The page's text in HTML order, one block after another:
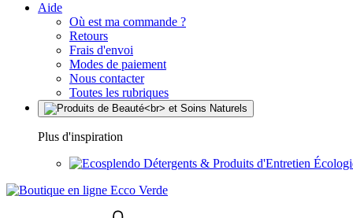
Aide
Où est ma commande ?
Retours
Frais d'envoi
Modes de paiement
Nous contacter
Toutes les rubriques
Plus d'inspiration
Détergents & Produits d'Entretien